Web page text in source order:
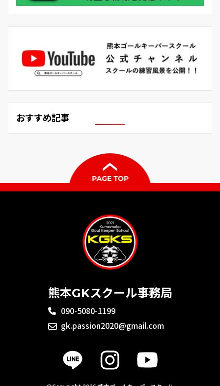
おすすめ記事
熊本GKスクール事務局
090-5080-1199
gk.passion2020@gmail.com